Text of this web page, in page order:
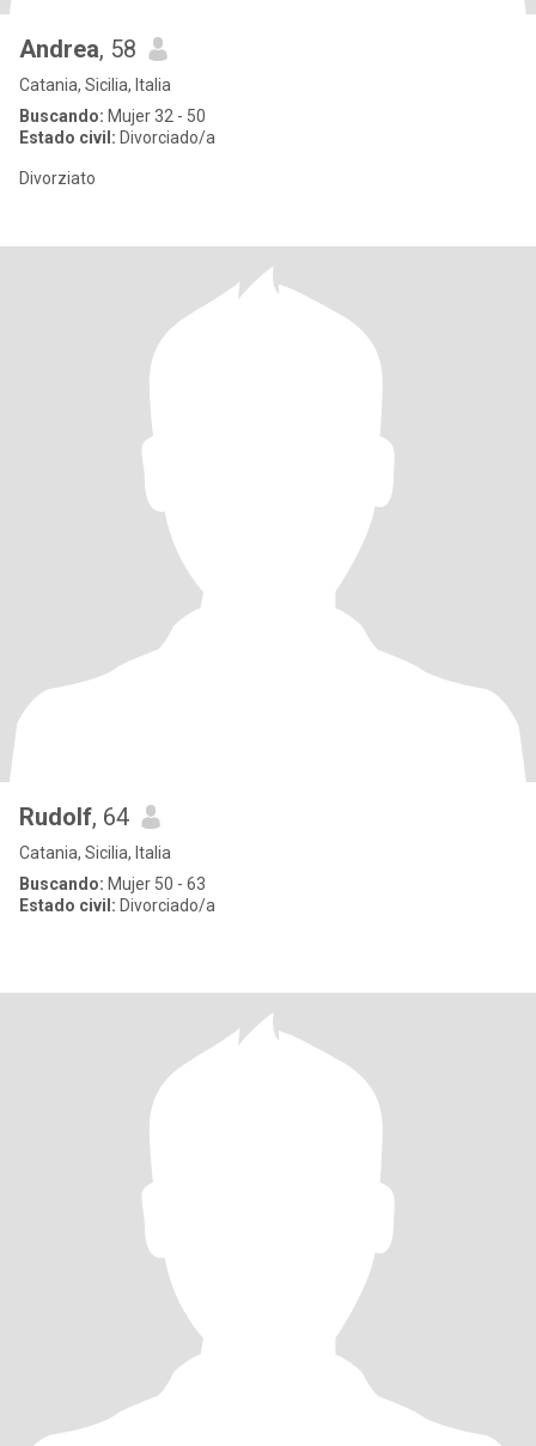
Andrea, 58
Catania, Sicilia, Italia
Buscando: Mujer 32 - 50
Estado civil: Divorciado/a
Divorziato
Rudolf, 64
Catania, Sicilia, Italia
Buscando: Mujer 50 - 63
Estado civil: Divorciado/a